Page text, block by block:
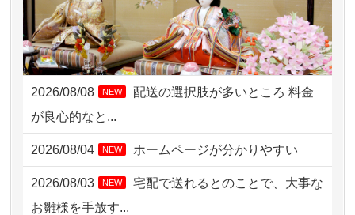
2026/08/06 06:48 横浜市の方からお申込み
2026/08/05 15:07 東京都の方からお申込み
2026/08/05 11:33 神奈川の方からお申込み
2026/08/04 17:34
千葉県の方からお申込み
東京都の方からお申込み
2026/08/08 NEW
配送の選択肢が多いところ 料金
が良心的なと...
2026/08/04 NEW ホームページが分かりやすい
2026/08/03 NEW
宅配で送れるとのことで、大事な
お雛様を手放す...